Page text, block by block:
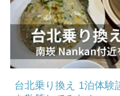
台北乗り換え 1泊体験